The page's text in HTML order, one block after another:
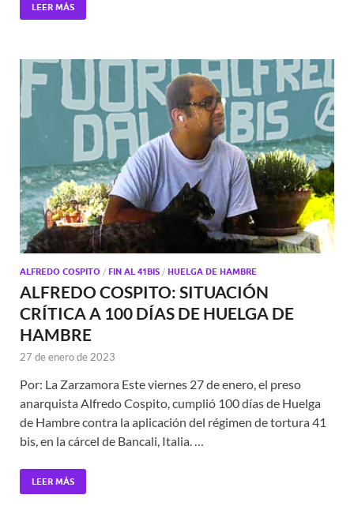
LEER MÁS
ALFREDO COSPITO / FIN AL 41BIS / HUELGA DE HAMBRE
ALFREDO COSPITO: SITUACIÓN
CRÍTICA A 100 DÍAS DE HUELGA DE
HAMBRE
27 de enero de 2023
Por: La Zarzamora Este viernes 27 de enero, el preso
anarquista Alfredo Cospito, cumplió 100 días de Huelga
de Hambre contra la aplicación del régimen de tortura 41
bis, en la cárcel de Bancali, Italia. …
LEER MÁS